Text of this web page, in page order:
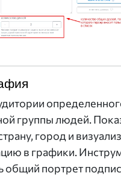
группы людей.
город и
в графики.
общий портрет